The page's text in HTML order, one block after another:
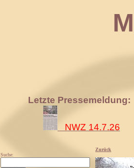
Letzte Pressemeldung:
NWZ 14.7.26
Suche:
Zurück